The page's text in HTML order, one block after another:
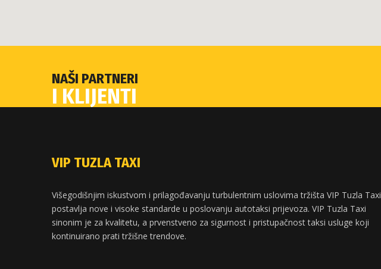
NAŠI PARTNERI
I KLIJENTI
VIP TUZLA TAXI
Višegodišnjim iskustvom i prilagođavanju turbulentnim uslovima tržišta VIP Tuzla Taxi
postavlja nove i visoke standarde u poslovanju autotaksi prijevoza. VIP Tuzla Taxi
sinonim je za kvalitetu, a prvenstveno za sigurnost i pristupačnost taksi usluge koji
kontinuirano prati tržišne trendove.